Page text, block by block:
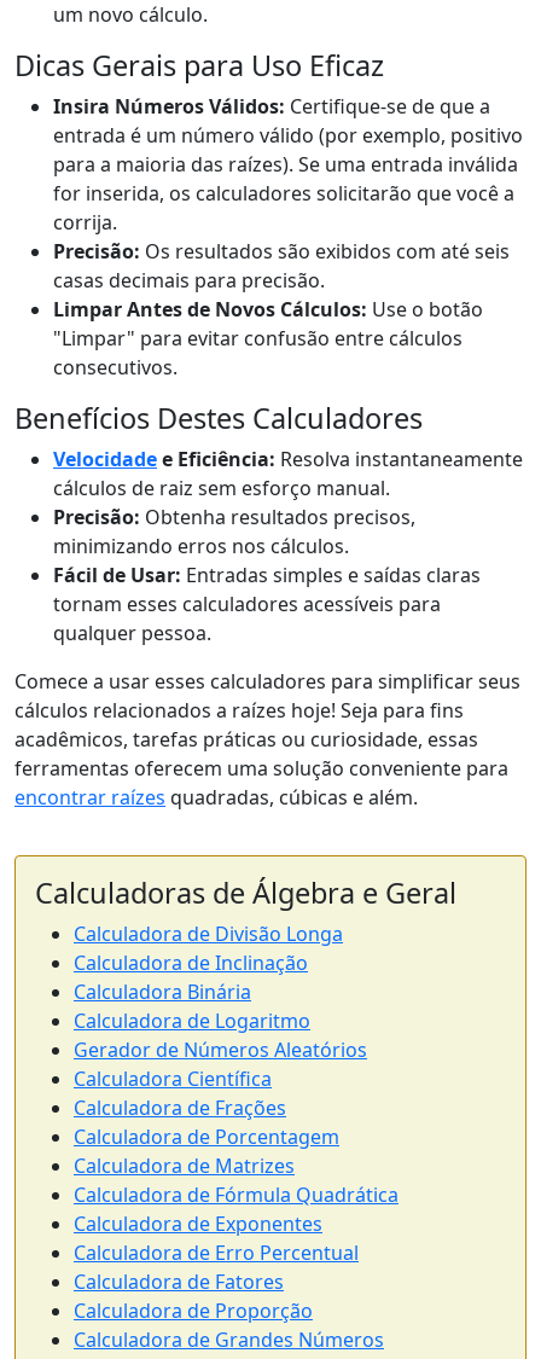
um novo cálculo.
Dicas Gerais para Uso Eficaz
Insira Números Válidos: Certifique-se de que a
entrada é um número válido (por exemplo, positivo
para a maioria das raízes). Se uma entrada inválida
for inserida, os calculadores solicitarão que você a
corrija.
Precisão: Os resultados são exibidos com até seis
casas decimais para precisão.
Limpar Antes de Novos Cálculos: Use o botão
"Limpar" para evitar confusão entre cálculos
consecutivos.
Benefícios Destes Calculadores
Velocidadee Eficiência: Resolva instantaneamente
cálculos de raiz sem esforço manual.
Precisão: Obtenha resultados precisos,
minimizando erros nos cálculos.
Fácil de Usar: Entradas simples e saídas claras
tornam esses calculadores acessíveis para
qualquer pessoa.
Comece a usar esses calculadores para simplificar seus
cálculos relacionados a raízes hoje! Seja para fins
acadêmicos, tarefas práticas ou curiosidade, essas
ferramentas oferecem uma solução conveniente para
encontrar raízes quadradas, cúbicas e além.
Calculadoras de Álgebra e Geral
Calculadora de Divisão Longa
Calculadora de Inclinação
Calculadora Binária
Calculadora de Logaritmo
Gerador de Números Aleatórios
Calculadora Científica
Calculadora de Frações
Calculadora de Porcentagem
Calculadora de Matrizes
Calculadora de Fórmula Quadrática
Calculadora de Exponentes
Calculadora de Erro Percentual
Calculadora de Fatores
Calculadora de Proporção
Calculadora de Grandes Números